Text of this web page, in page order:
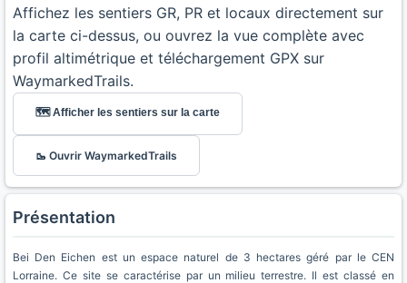
Affichez les sentiers GR, PR et locaux directement sur
la carte ci-dessus, ou ouvrez la vue complète avec
profil altimétrique et téléchargement GPX sur
WaymarkedTrails.
🗺️ Afficher les sentiers sur la carte
🥾 Ouvrir WaymarkedTrails
Présentation
Bei Den Eichen est un espace naturel de 3 hectares géré par le CEN
Lorraine. Ce site se caractérise par un milieu terrestre. Il est classé en